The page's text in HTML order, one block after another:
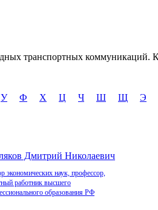
транспортных коммуникаций.
У Ф Х Ц Ч Ш Щ Э
Дмитрий Николаевич
экономических наук, профессор,
работник высшего
образования РФ